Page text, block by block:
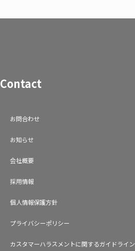
Contact
お問合わせ
お知らせ
会社概要
採用情報
個人情報保護方針
プライバシーポリシー
カスタマーハラスメントに関するガイドライン